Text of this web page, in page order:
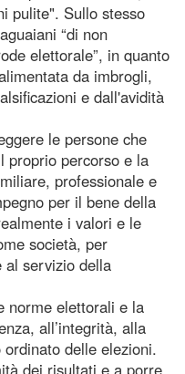
pulite". Sullo stesso
“di non
elettorale”, in quanto
da imbrogli,
e dall'avidità
le persone che
proprio percorso e la
professionale e
per il bene della
i valori e le
società, per
al servizio della
norme elettorali e la
all’integrità, alla
delle elezioni.
dei risultati e a porre